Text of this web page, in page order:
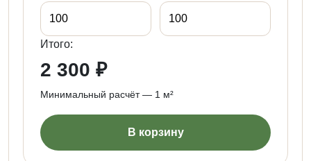
Итого:
2 300 ₽
Минимальный расчёт — 1 м²
В корзину